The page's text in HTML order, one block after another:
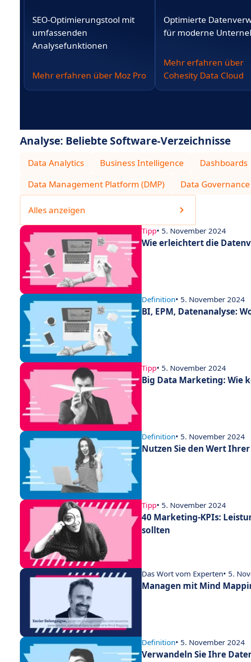
SEO-Optimierungstool mit
umfassenden
Analysefunktionen
Mehr erfahren über Moz Pro
Optimierte
für moderne
Mehr erfahren über
Cohesity Data Cloud
Analyse: Beliebte Software-Verzeichnisse
Data Analytics
Business Intelligence Dashboards
Data Management Platform (DMP)
Data Governance
Alles anzeigen
Tipp• 5. November 2024
Wie erleichtert die
Definition• 5. November 2024
BI, EPM, Datenanalyse:
Tipp• 5. November 2024
Big Data Marketing: Wie
Definition• 5. November 2024
Nutzen Sie den Wert
Tipp• 5. November 2024
40 Marketing-KPIs:
sollten
Das Wort vom Experten• 5.
Managen mit Mind
Definition• 5. November 2024
Verwandeln Sie Ihre